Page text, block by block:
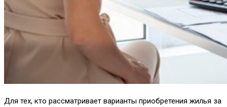
Для тех, кто рассматривает варианты приобретения жилья за